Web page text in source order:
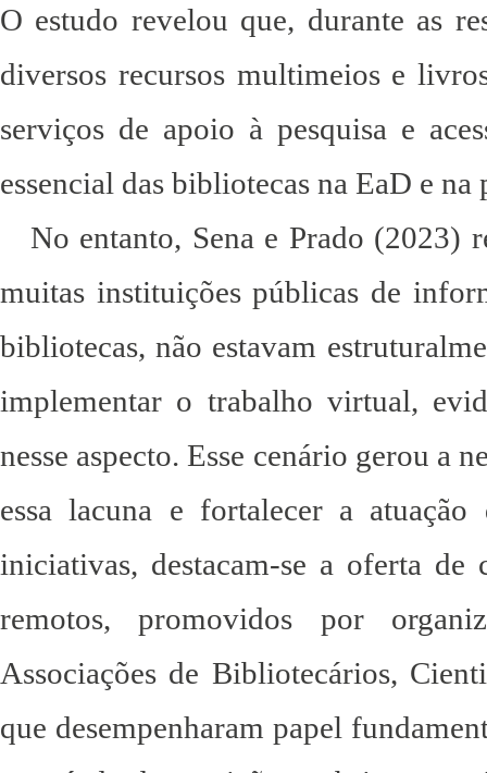
O estudo revelou que, durante as
diversos recursos multimeios e
serviços de apoio à pesquisa e
essencial das bibliotecas na EaD e
No entanto, Sena e Prado (2023)
muitas instituições públicas de
bibliotecas, não estavam
implementar o trabalho virtual,
nesse aspecto. Esse cenário gerou a
essa lacuna e fortalecer a
iniciativas, destacam-se a oferta de
remotos, promovidos por
Associações de Bibliotecários,
que desempenharam papel